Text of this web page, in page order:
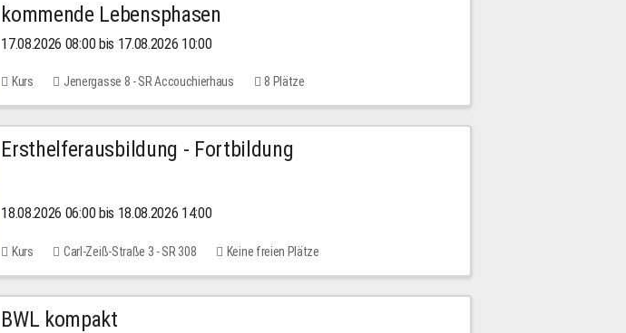
kommende Lebensphasen
17.08.2026 08:00 bis 17.08.2026 10:00
Kurs Jenergasse 8 - SR Accouchierhaus 8 Plätze
Ersthelferausbildung - Fortbildung
18.08.2026 06:00 bis 18.08.2026 14:00
Kurs Carl-Zeiß-Straße 3 - SR 308 Keine freien Plätze
BWL kompakt